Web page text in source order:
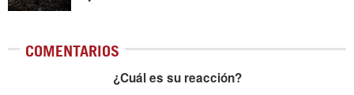
COMENTARIOS